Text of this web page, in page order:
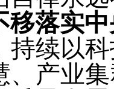
移落实
持续以
、产业